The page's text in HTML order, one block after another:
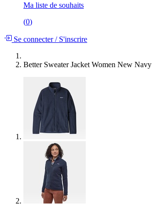
Ma liste de souhaits
(0)
Se connecter/S'inscrire
Better Sweater Jacket Women New Navy